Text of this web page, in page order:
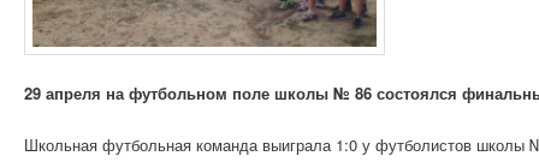
29 апреля на футбольном поле школы № 86 состоялся
Школьная футбольная команда выиграла 1:0 у футболистов школы